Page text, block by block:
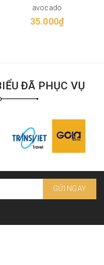
avocado
35.000₫
ĐÃ PHỤC VỤ
GỬI NGAY